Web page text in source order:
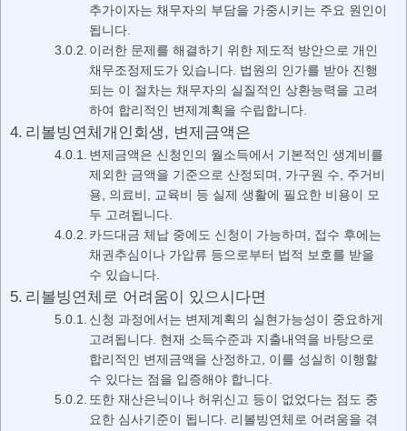
추가이자는 채무자의 부담을 가중시키는 주요 원인이
됩니다.
이러한 문제를 해결하기 위한 제도적 방안으로 개인
채무조정제도가 있습니다. 법원의 인가를 받아 진행
되는 이 절차는 채무자의 실질적인 상환능력을 고려
하여 합리적인 변제계획을 수립합니다.
리볼빙연체개인회생, 변제금액은
변제금액은 신청인의 월소득에서 기본적인 생계비를
제외한 금액을 기준으로 산정되며, 가구원 수, 주거비
용, 의료비, 교육비 등 실제 생활에 필요한 비용이 모
두 고려됩니다.
카드대금 체납 중에도 신청이 가능하며, 접수 후에는
채권추심이나 가압류 등으로부터 법적 보호를 받을
수 있습니다.
리볼빙연체로 어려움이 있으시다면
신청 과정에서는 변제계획의 실현가능성이 중요하게
고려됩니다. 현재 소득수준과 지출내역을 바탕으로
합리적인 변제금액을 산정하고, 이를 성실히 이행할
수 있다는 점을 입증해야 합니다.
또한 재산은닉이나 허위신고 등이 없었다는 점도 중
요한 심사기준이 됩니다. 리볼빙연체로 어려움을 겪